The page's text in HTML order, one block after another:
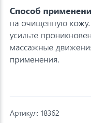
Способ
на очищенную
усильте
массажные
применения.
Артикул: 18362